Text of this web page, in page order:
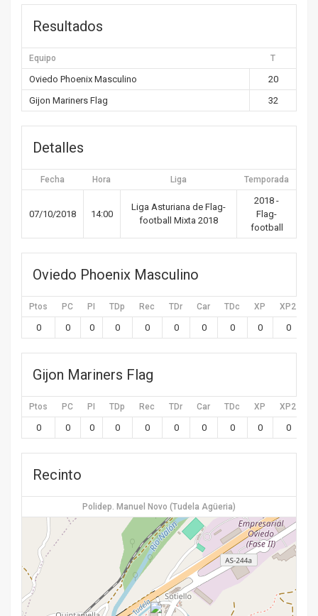
Resultados
Equipo T
Oviedo Phoenix Masculino
20
Gijon Mariners Flag
32
Detalles
Fecha Hora Liga Temporada
07/10/2018 14:00
Liga Asturiana de Flag-
football Mixta 2018
2018 -
Flag-
football
Oviedo Phoenix Masculino
Ptos PC PI TDp Rec TDr Car TDc XP XP2
0 0 0 0 0 0 0 0 0 0
Gijon Mariners Flag
Ptos PC PI TDp Rec TDr Car TDc XP XP2
0 0 0 0 0 0 0 0 0 0
Recinto
Polidep. Manuel Novo (Tudela Agüeria)